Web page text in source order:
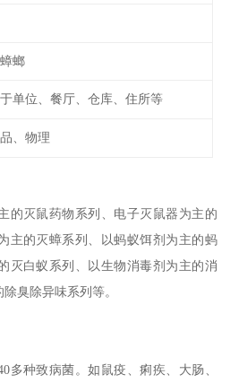
螂
单位、餐厅、仓库、住所等
、物理
的灭鼠药物系列、电子灭鼠器为主的
主的灭蟑系列、以蚂蚁饵剂为主的蚂
灭白蚁系列、以生物消毒剂为主的消
臭除异味系列等。
多种致病菌。如鼠疫、痢疾、大肠、